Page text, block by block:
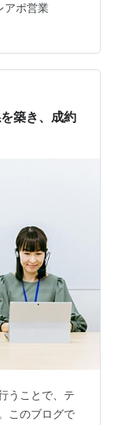
具体的な要素
線に立った提
迅速な対応を行
コミュニケーシ
ためのポイン
アポ営業
築き、成約
うことで、テ
このブログで